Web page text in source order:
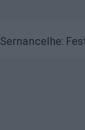
Sernancelhe: